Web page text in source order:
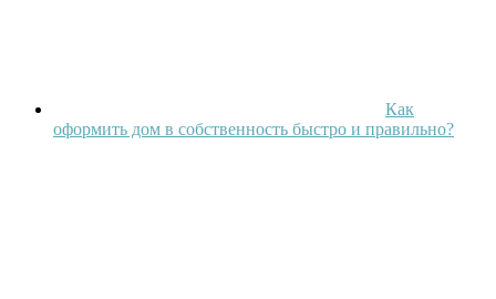
Как
оформить дом в собственность быстро и правильно?